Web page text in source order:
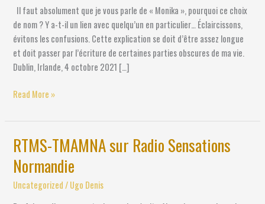
Il faut absolument que je vous parle de « Monika », pourquoi ce choix
de nom ? Y a-t-il un lien avec quelqu’un en particulier… Éclaircissons,
évitons les confusions. Cette explication se doit d’être assez longue
et doit passer par l’écriture de certaines parties obscures de ma vie.
Dublin, Irlande, 4 octobre 2021 […]
baptisée
!
Read More »
RTMS-TMAMNA sur Radio Sensations
Normandie
Uncategorized/Ugo Denis
RTMS-
TMAMNA
sur
Radio